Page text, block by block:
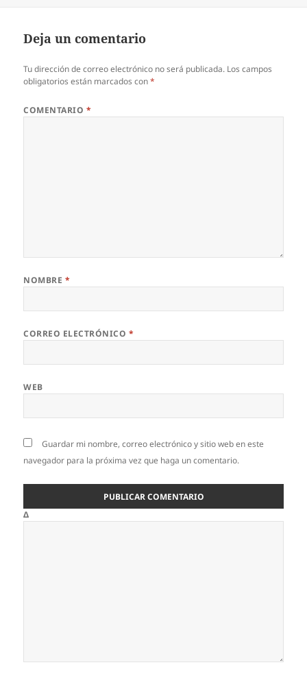
Deja un comentario
Tu dirección de correo electrónico no será publicada. Los campos
obligatorios están marcados con*
COMENTARIO *
NOMBRE *
CORREO ELECTRÓNICO *
WEB
Guardar mi nombre, correo electrónico y sitio web en este
navegador para la próxima vez que haga un comentario.
Δ